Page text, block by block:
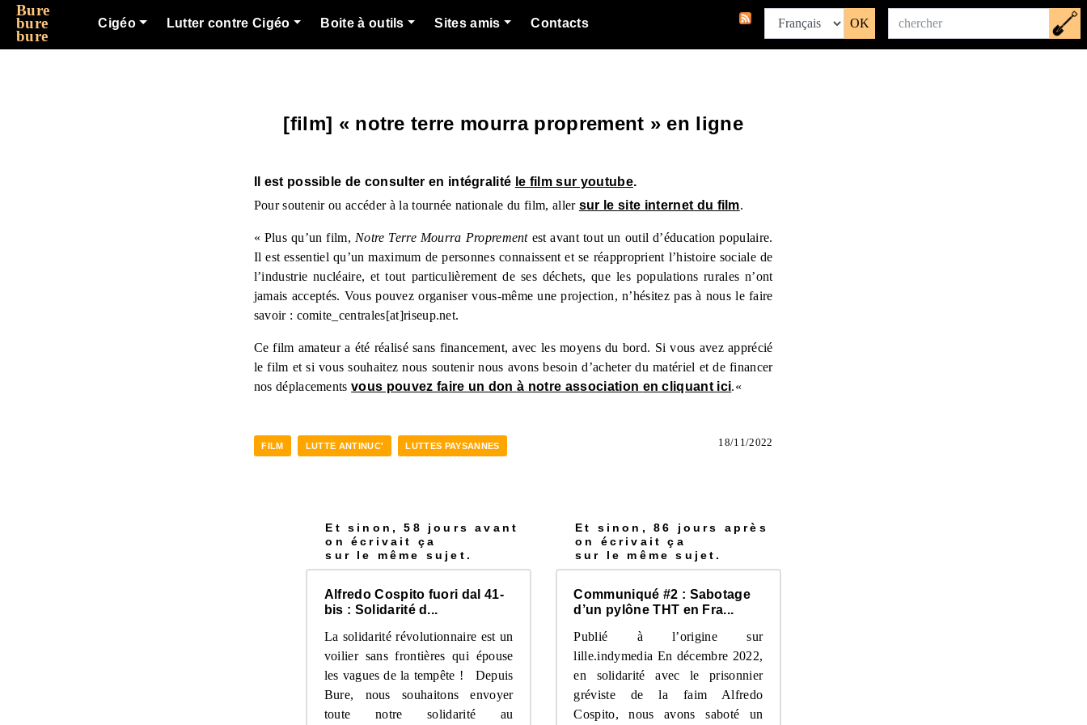
Bure
bure
bure
Cigéo Lutter contre Cigéo Boite à outils Sites amis Contacts
[film] « notre terre mourra proprement » en ligne
Il est possible de consulter en intégralité le film sur youtube.
Pour soutenir ou accéder à la tournée nationale du film, aller sur le site internet du film.
« Plus qu’un film, Notre Terre Mourra Proprementest avant tout un outil d’éducation populaire.
Il est essentiel qu’un maximum de personnes connaissent et se réapproprient l’histoire sociale de
l’industrie nucléaire, et tout particulièrement de ses déchets, que les populations rurales n’ont
jamais acceptés. Vous pouvez organiser vous-même une projection, n’hésitez pas à nous le faire
savoir : comite_centrales[at]riseup.net.
Ce film amateur a été réalisé sans financement, avec les moyens du bord. Si vous avez apprécié
le film et si vous souhaitez nous soutenir nous avons besoin d’acheter du matériel et de financer
nos déplacementsvous pouvez faire un don à notre association en cliquant ici.«
18/11/2022
FILM LUTTE ANTINUC' LUTTES PAYSANNES
Et sinon, 58 jours avant
on écrivait ça
sur le même sujet.
Alfredo Cospito fuori dal 41-
bis : Solidarité d...
La solidarité révolutionnaire est un
voilier sans frontières qui épouse
les vagues de la tempête ! Depuis
Bure, nous souhaitons envoyer
toute notre solidarité au
Et sinon, 86 jours après
on écrivait ça
sur le même sujet.
Communiqué #2 : Sabotage
d’un pylône THT en Fra...
Publié à l’origine sur
lille.indymedia En décembre 2022,
en solidarité avec le prisonnier
gréviste de la faim Alfredo
Cospito, nous avons saboté un